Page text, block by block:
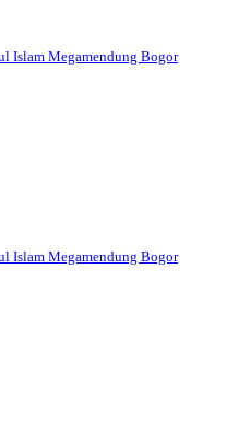
Islam Megamendung Bogor
Islam Megamendung Bogor